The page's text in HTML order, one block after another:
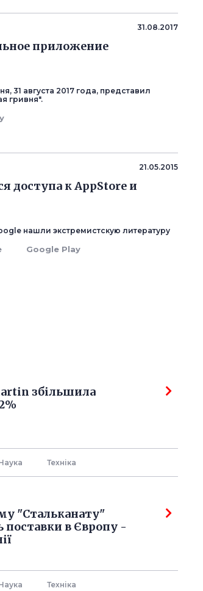
31.08.2017
приложение
31 августа 2017 года, представил
гривня".
21.05.2015
доступа к AppStore и
нашли экстремистскую литературу
Google Play
збільшила
Технiка
"Стальканату"
в Європу -
Технiка